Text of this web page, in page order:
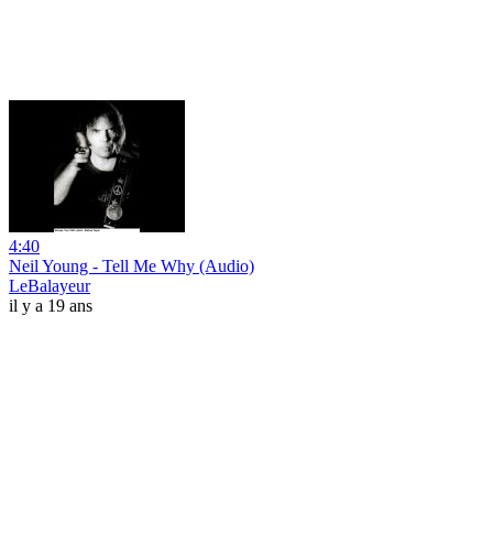
4:40
Neil Young - Tell Me Why (Audio)
LeBalayeur
il y a 19 ans